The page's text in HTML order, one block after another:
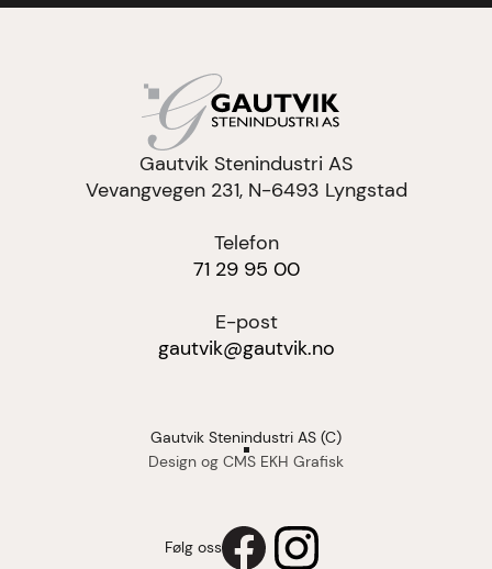
Gautvik Stenindustri AS
Vevangvegen 231, N-6493 Lyngstad
Telefon
71 29 95 00
E-post
gautvik@gautvik.no
Gautvik Stenindustri AS (C)
Design og CMS EKH Grafisk
Følg oss